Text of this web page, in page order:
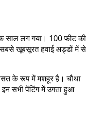
साल लग गया। 100 फीट की
सबसे खूबसूरत हवाई अड्डों में से
के रूप में मशहूर है। चौथा
इन सभी पेंटिंग में उगता हुआ